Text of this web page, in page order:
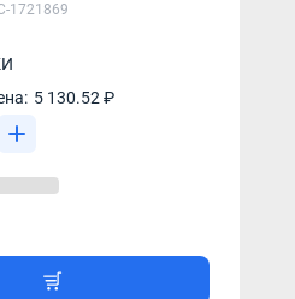
1721869
5 130.52 ₽